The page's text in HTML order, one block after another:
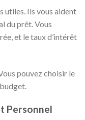
utiles. Ils vous aident
du prêt. Vous
et le taux d’intérêt
pouvez choisir le
Personnel